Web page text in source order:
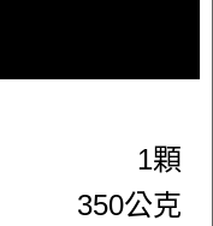
1顆
350公克